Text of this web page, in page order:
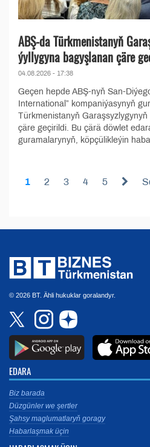
ABŞ-da Türkmenistanyň
ýyllygyna bagyşlanan çäre
04.08.2026 - 17:38
Geçen hepde ABŞ-nyň San-
International” kompaniýasynyň
Türkmenistanyň
çäre geçirildi. Bu çärä döwlet
guramalarynyň, köpçülikleýin
1 2 3 4 5
© 2026 BT. Ähli hukuklar goralandyr.
EDARA
Biz barada
Düzgünler we şertler
Şahsy maglumatlaryň goragy
Habarlaşmak üçin